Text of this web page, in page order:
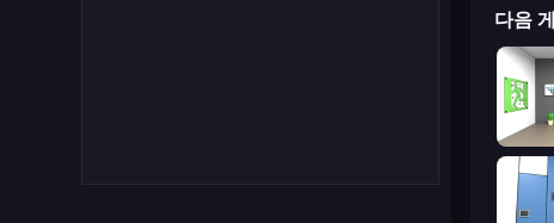
다음
Paint